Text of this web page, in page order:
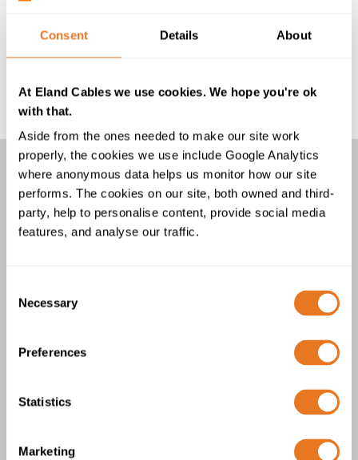
Consent Details About
At Eland Cables we use cookies. We hope you're ok
with that.
Aside from the ones needed to make our site work
properly, the cookies we use include Google Analytics
where anonymous data helps us monitor how our site
performs. The cookies on our site, both owned and third-
party, help to personalise content, provide social media
features, and analyse our traffic.
Selection
Necessary
Preferences
Statistics
Marketing
PDF à télécharger, veuillez contacter notre équipe ; elle
se fera un plaisir de vous aider.
CÂBLES XHIRE, XHI1RE, LXHIRE ET
LXHI1RE
4 Produits